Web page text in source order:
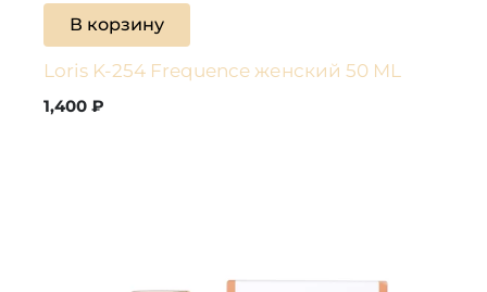
В корзину
Loris K-254 Frequence женский 50 ML
1,400₽